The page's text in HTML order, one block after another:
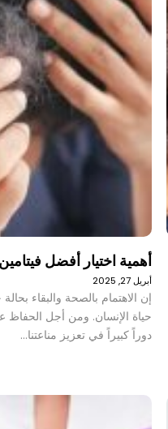
أهمية اختيار أفضل
أبريل 27, 2025
إن الاهتمام بالصحة والبقاء
حياة الإنسان. ومن أجل الحفاظ
دوراً كبيراً في تعزيز مناعتنا…